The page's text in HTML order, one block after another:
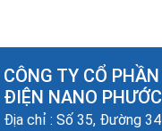
CÔNG TY CỔ
ĐIỆN NANO
Địa chỉ : Số 35, Đường